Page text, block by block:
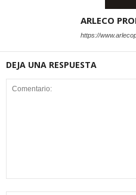
ARLECO
https://
DEJA UNA RESPUESTA